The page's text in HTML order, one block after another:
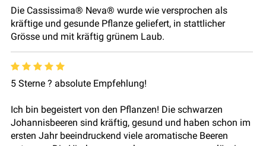
Die Cassissima® Neva® wurde wie versprochen als
kräftige und gesunde Pflanze geliefert, in stattlicher
Grösse und mit kräftig grünem Laub.
5 Sterne ? absolute Empfehlung!
Ich bin begeistert von den Pflanzen! Die schwarzen
Johannisbeeren sind kräftig, gesund und haben schon im
ersten Jahr beeindruckend viele aromatische Beeren